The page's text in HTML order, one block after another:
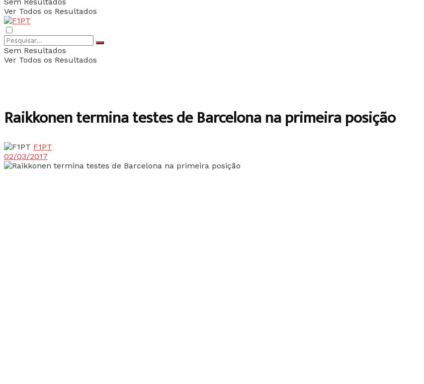
Ver Todos os Resultados
Sem Resultados
Ver Todos os Resultados
Raikkonen termina testes de Barcelona na primeira posição
F1PT
02/03/2017